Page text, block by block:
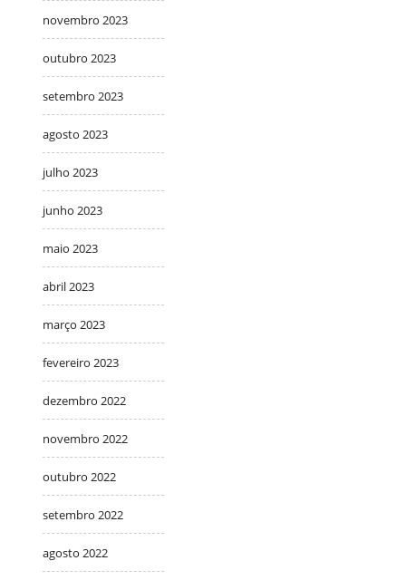
novembro 2023
outubro 2023
setembro 2023
agosto 2023
julho 2023
junho 2023
maio 2023
abril 2023
março 2023
fevereiro 2023
dezembro 2022
novembro 2022
outubro 2022
setembro 2022
agosto 2022